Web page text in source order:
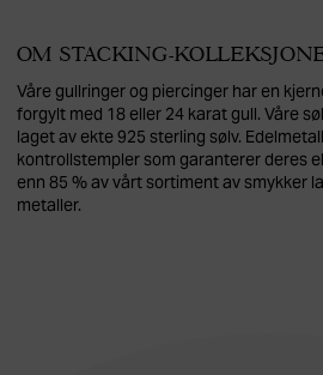
OM STACKING-
Våre gullringer og piercinger har en
forgylt med 18 eller 24 karat gull. Våre
laget av ekte 925 sterling sølv.
kontrollstempler som garanterer deres
enn 85 % av vårt sortiment av smykker
metaller.